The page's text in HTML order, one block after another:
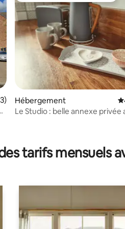
4,89 sur 5
moyenne sur la base de 333
Hébergement
Le Studio : belle annexe privée
tarifs mensuels